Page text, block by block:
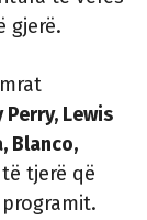
gjerë.
Perry, Lewis
Blanco,
tjerë që